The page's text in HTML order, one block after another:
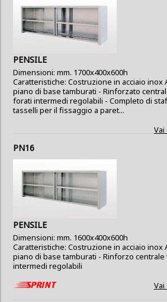
PENSILE
Dimensioni: mm. 1700x400x600h
Caratteristiche: Costruzione in acciaio inox
piano di base tamburati - Rinforzato
forati intermedi regolabili - Completo di
tasselli per il fissaggio a paret...
PN16
PENSILE
Dimensioni: mm. 1600x400x600h
Caratteristiche: Costruzione in acciaio inox
piano di base tamburati - Rinforzo centrale
intermedi regolabili